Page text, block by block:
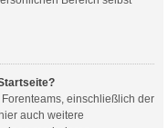
einschließlich der
auch weitere